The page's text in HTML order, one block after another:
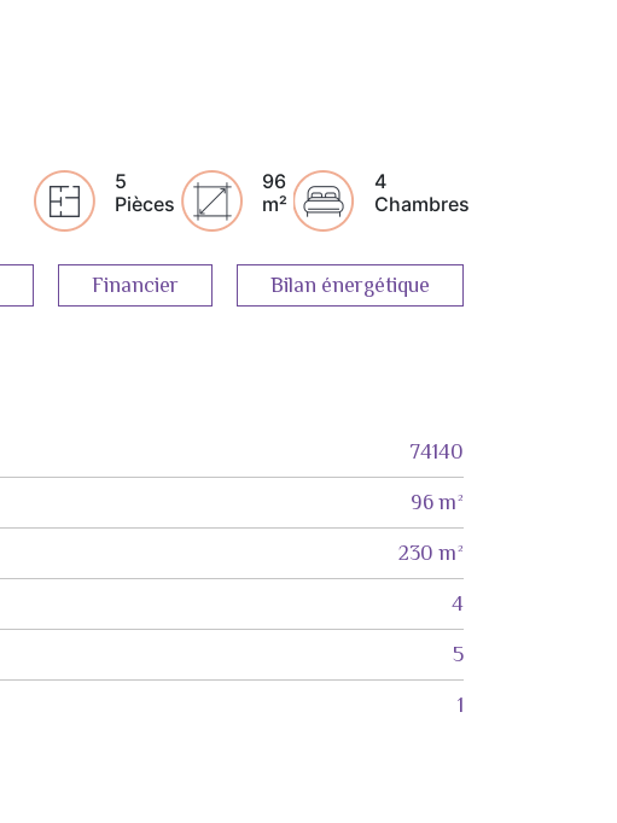
5
Pièces
96
m²
4
Chambres
Financier Bilan énergétique
74140
96 m²
230 m²
4
5
1